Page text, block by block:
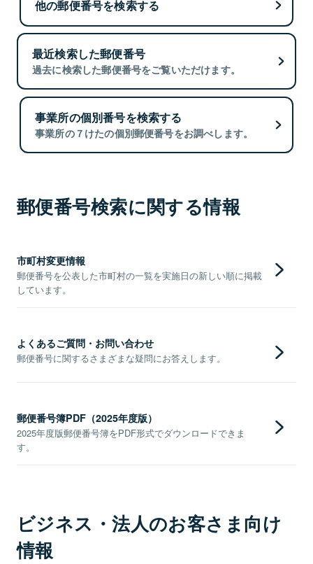
他の郵便番号を検索する
最近検索した郵便番号
過去に検索した郵便番号をご覧いただけます。
事業所の個別番号を検索する
事業所の７けたの個別郵便番号をお調べします。
郵便番号検索に関する情報
市町村変更情報
郵便番号を公表した市町村の一覧を実施日の新しい順に掲載
しています。
よくあるご質問・お問い合わせ
郵便番号に関するさまざまな疑問にお答えします。
郵便番号簿PDF（2025年度版）
2025年度版郵便番号簿をPDF形式でダウンロードできま
す。
ビジネス・法人のお客さま向け
情報